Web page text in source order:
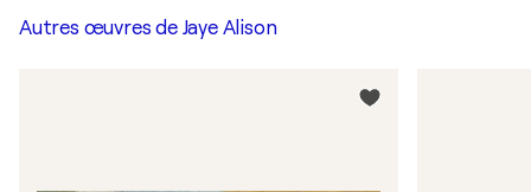
Autres œuvres de Jaye Alison